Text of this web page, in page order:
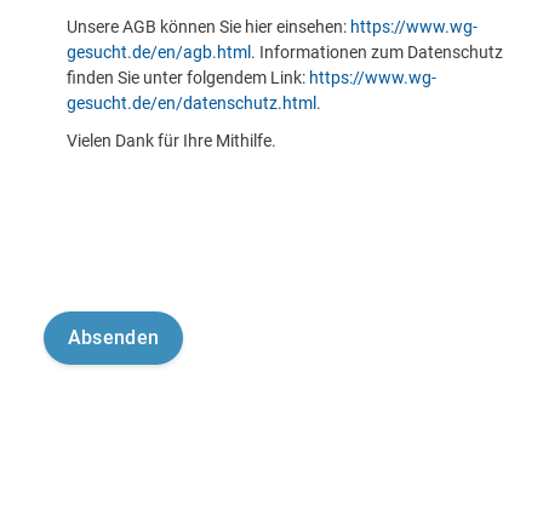
Unsere AGB können Sie hier einsehen: https://www.wg-
gesucht.de/en/agb.html . Informationen zum Datenschutz
finden Sie unter folgendem Link: https://www.wg-
gesucht.de/en/datenschutz.html .
Vielen Dank für Ihre Mithilfe.